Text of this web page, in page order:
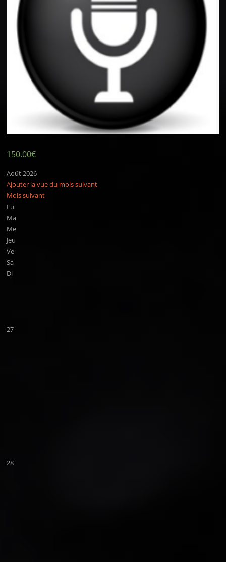
150.00€
Août 2026
Ajouter la vue du mois suivant
Mois suivant
Lu
Ma
Me
Jeu
Ve
Sa
Di
27
28